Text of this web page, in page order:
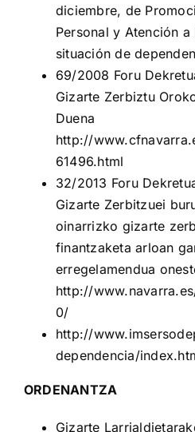
diciembre, de
Personal y Atención
situación de
69/2008 Foru
Gizarte Zerbiztu
Duena
http://
61496.html
32/2013 Foru
Gizarte Zerbitzuei
oinarrizko gizarte
finantzaketa arloan
erregelamendua
http://
0/
http://
dependencia/
ORDENANTZA
Gizarte